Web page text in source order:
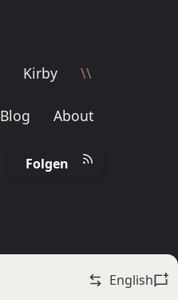
Kirby \\
Blog About
Folgen
English